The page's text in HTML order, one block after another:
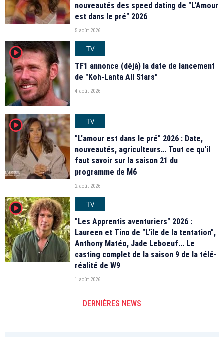
nouveautés des speed dating de "L'Amour
est dans le pré" 2026
5 août 2026
player2
TV
TF1 annonce (déjà) la date de lancement
de "Koh-Lanta All Stars"
4 août 2026
player2
TV
"L'amour est dans le pré" 2026 : Date,
nouveautés, agriculteurs… Tout ce qu'il
faut savoir sur la saison 21 du
programme de M6
2 août 2026
player2
TV
"Les Apprentis aventuriers" 2026 :
Laureen et Tino de "L'île de la tentation",
Anthony Matéo, Jade Leboeuf... Le
casting complet de la saison 9 de la télé-
réalité de W9
1 août 2026
DERNIÈRES NEWS